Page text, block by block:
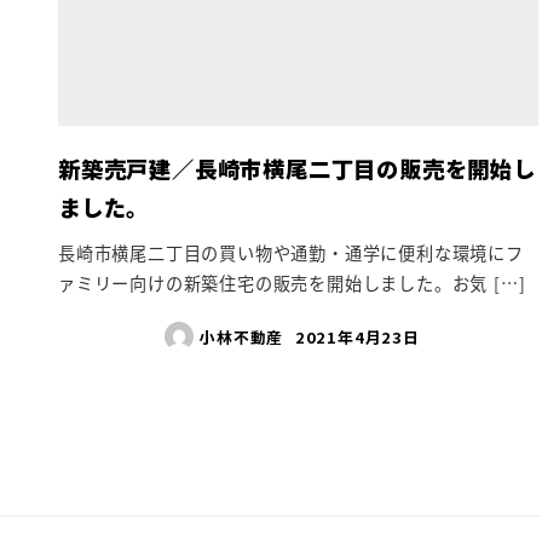
新築売戸建／長崎市横尾二丁目の販売を開始し
ました。
長崎市横尾二丁目の買い物や通勤・通学に便利な環境にフ
ァミリー向けの新築住宅の販売を開始しました。お気 […]
小林不動産 2021年4月23日